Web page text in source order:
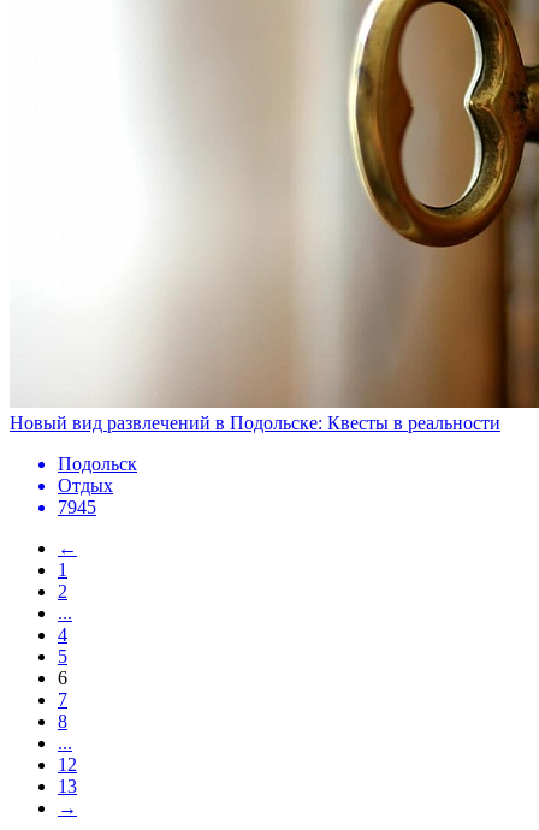
Новый вид развлечений в Подольске: Квесты в реальности
Подольск
Отдых
7945
←
1
2
...
4
5
6
7
8
...
12
13
→